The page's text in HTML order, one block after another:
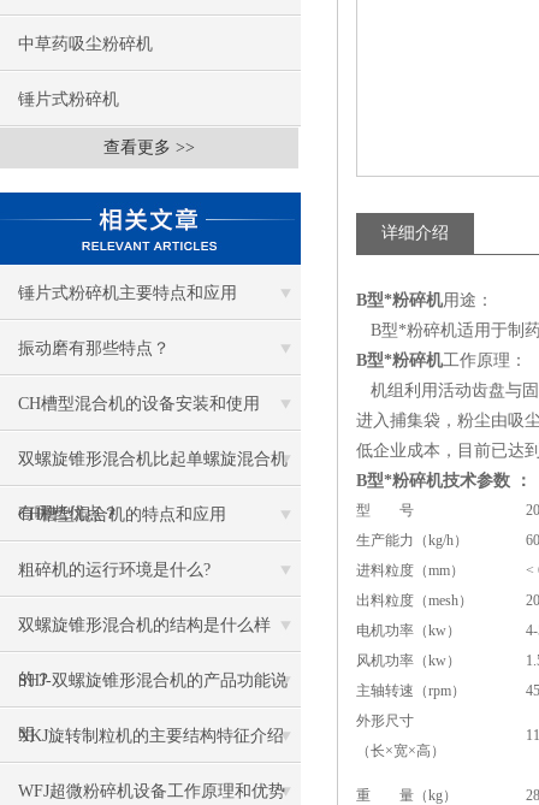
中草药吸尘粉碎机
锤片式粉碎机
查看更多 >>
锤片式粉碎机主要特点和应用
振动磨有那些特点？
CH槽型混合机的设备安装和使用
双螺旋锥形混合机比起单螺旋混合机
有哪些优点？
CH槽型混合机的特点和应用
粗碎机的运行环境是什么?
双螺旋锥形混合机的结构是什么样
的？
SHJ-双螺旋锥形混合机的产品功能说
明
XKJ旋转制粒机的主要结构特征介绍
WFJ超微粉碎机设备工作原理和优势
详细介绍
B型*粉碎机用途：
B型*粉碎机适用于制
B型*粉碎机工作原理：
机组利用活动齿盘与
进入捕集袋，粉尘由吸
低企业成本，目前已达
B型*粉碎机技术参数 ：
型 号
生产能力（kg/h）
进料粒度（mm）
<
出料粒度（mesh）
电机功率（kw）
风机功率（kw）
主轴转速（rpm）
外形尺寸
（长×宽×高）
重 量（kg）